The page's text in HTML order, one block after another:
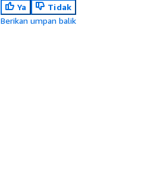
Ya
Tidak
Berikan umpan balik